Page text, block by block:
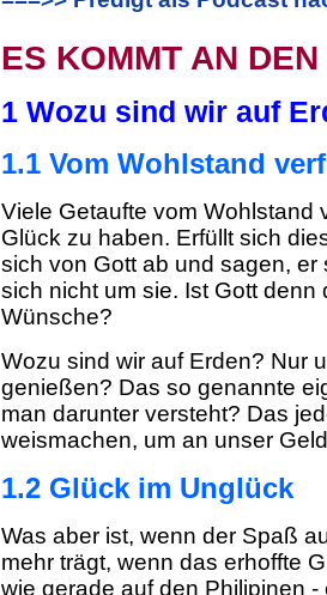
ES KOMMT AN DEN
1 Wozu sind wir auf
1.1 Vom Wohlstand
Viele Getaufte vom Wohlstand
Glück zu haben. Erfüllt sich
sich von Gott ab und sagen,
sich nicht um sie. Ist Gott
Wünsche?
Wozu sind wir auf Erden? Nur
genießen? Das so genannte
man darunter versteht? Das
weismachen, um an unser
1.2 Glück im Unglück
Was aber ist, wenn der Spaß
mehr trägt, wenn das erhoffte
wie gerade auf den Philipinen